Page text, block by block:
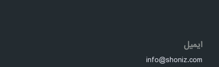
ایمیل
info@shoniz.com